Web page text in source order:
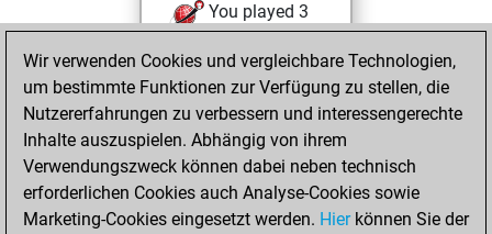
You played 3
You scored +2
=0 -1 in bullet
Donnerstag, Juni
20, 2024
You created
Wir verwenden Cookies und vergleichbare Technologien,
um bestimmte Funktionen zur Verfügung zu stellen, die
Nutzererfahrungen zu verbessern und interessengerechte
Inhalte auszuspielen. Abhängig von ihrem
Verwendungszweck können dabei neben technisch
erforderlichen Cookies auch Analyse-Cookies sowie
Marketing-Cookies eingesetzt werden. Hierkönnen Sie der